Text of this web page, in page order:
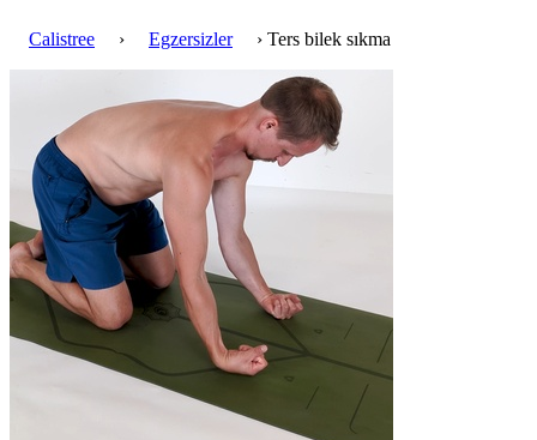
Calistree › Egzersizler › Ters bilek sıkma